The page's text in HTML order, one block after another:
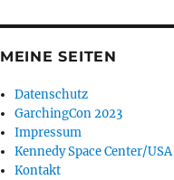
MEINE SEITEN
Datenschutz
GarchingCon 2023
Impressum
Kennedy Space Center/USA
Kontakt